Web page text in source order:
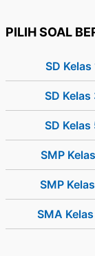
PILIH SOAL
SD Kelas
SD Kelas
SD Kelas
SMP
SMP
SMA Kelas